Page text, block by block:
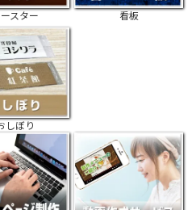
スター 看板
しぼり